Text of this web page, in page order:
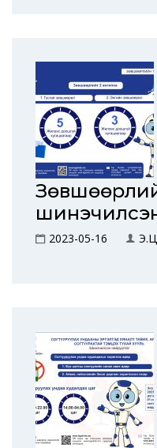
2023-05-16